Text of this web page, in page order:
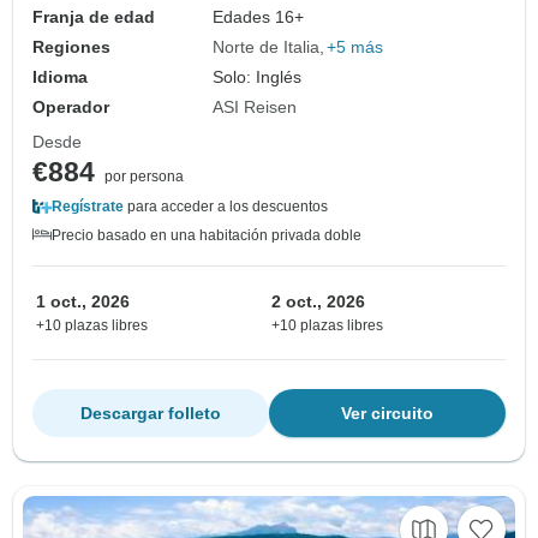
Franja de edad
Edades 16+
Regiones
Norte de Italia +5 más
Idioma
Solo: Inglés
Operador
ASI Reisen
Desde
€884 por persona
Regístrate para acceder a los descuentos
Precio basado en una habitación privada doble
1 oct., 2026
+10 plazas libres
2 oct., 2026
+10 plazas libres
Ver circuito
Descargar folleto